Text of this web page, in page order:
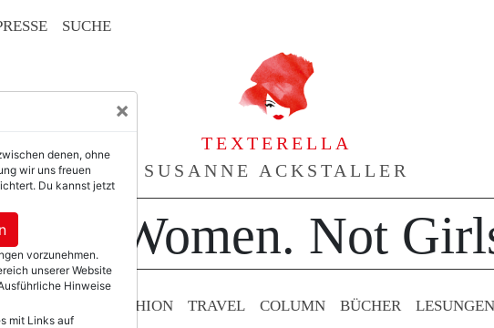
SUCHE
TEXTERELLA
SUSANNE ACKSTALLER
For Women. Not
BEAUTY & FASHION TRAVEL COLUMN BÜCHER LESUNGEN
×
denen, ohne
wir uns freuen
Du kannst jetzt
vorzunehmen.
unserer Website
Hinweise
mit Links auf